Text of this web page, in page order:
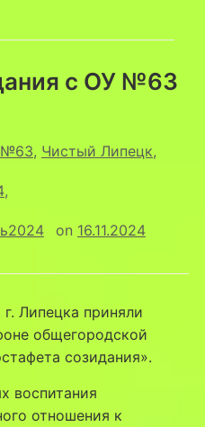
с ОУ №63
, Чистый Липецк,
,
on 16.11.2024
Липецка приняли
общегородской
созидания».
воспитания
отношения к